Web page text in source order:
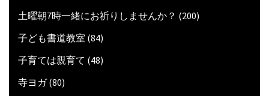
土曜朝7時一緒にお祈りしませんか？ (200)
子ども書道教室 (84)
子育ては親育て (48)
寺ヨガ(80)